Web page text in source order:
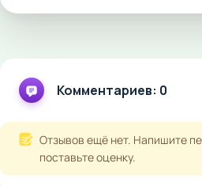
Комментариев: 0
Отзывов ещё нет. Напишите
поставьте оценку.